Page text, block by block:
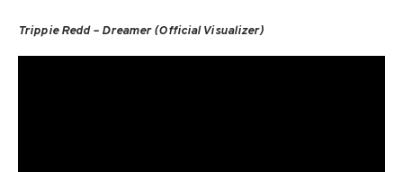
Trippie Redd – Dreamer (Official Visualizer)